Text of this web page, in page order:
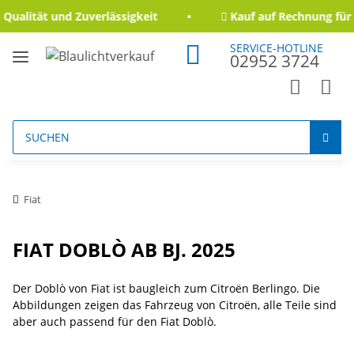
und Zuverlässigkeit Kauf auf Rechnung für
SERVICE-HOTLINE
02952 3724
Fiat
FIAT DOBLÒ AB BJ. 2025
Der Doblò von Fiat ist baugleich zum Citroën Berlingo. Die
Abbildungen zeigen das Fahrzeug von Citroën, alle Teile sind
aber auch passend für den Fiat Doblò.